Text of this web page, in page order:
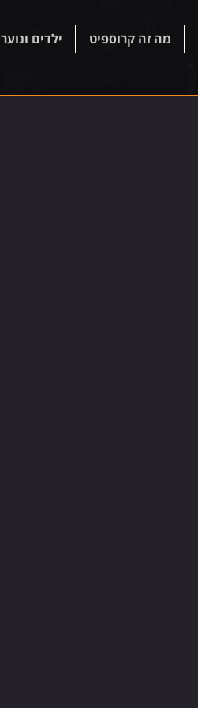
מה זה קרוספיט ילדים ונוער